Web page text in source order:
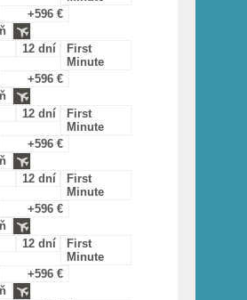
+596 €
12 dní
First
Minute
+596 €
12 dní
First
Minute
+596 €
12 dní
First
Minute
+596 €
12 dní
First
Minute
+596 €